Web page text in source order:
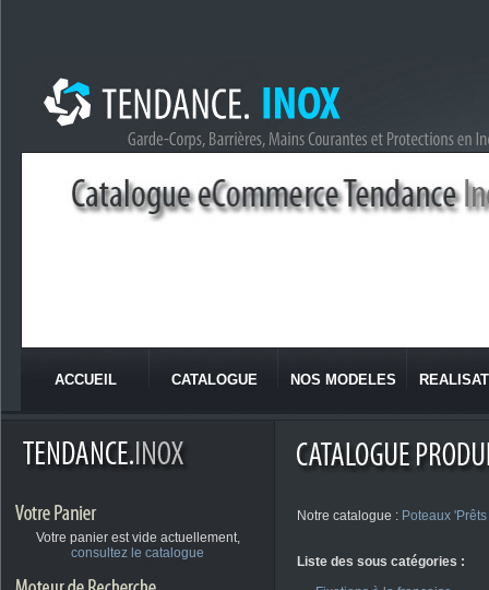
ACCUEIL CATALOGUE NOS MODELES
Votre panier est vide actuellement,
consultez le catalogue
Notre catalogue : Poteaux
Liste des sous catégories :